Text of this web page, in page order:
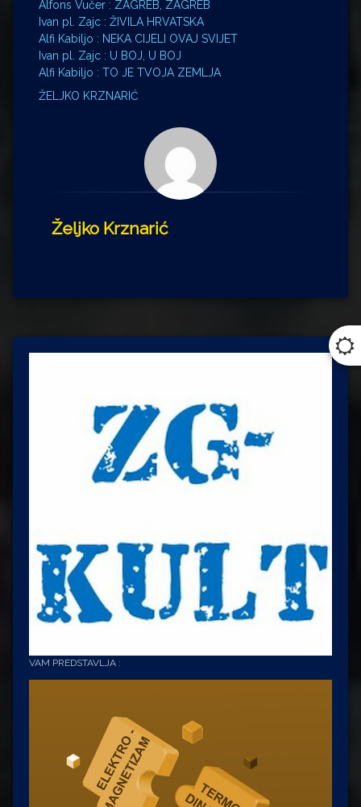
Alfons Vučer : ZAGREB, ZAGREB
Ivan pl. Zajc : ŽIVILA HRVATSKA
Alfi Kabiljo : NEKA CIJELI OVAJ SVIJET
Ivan pl. Zajc : U BOJ, U BOJ
Alfi Kabiljo : TO JE TVOJA ZEMLJA
ŽELJKO KRZNARIĆ
Željko Krznarić
VAM PREDSTAVLJA :